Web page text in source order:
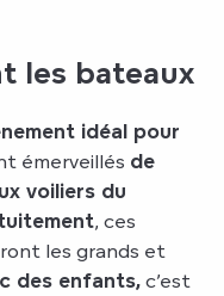
les bateaux
idéal pour
émerveillés de
voiliers du
, ces
les grands et
des enfants, c’est